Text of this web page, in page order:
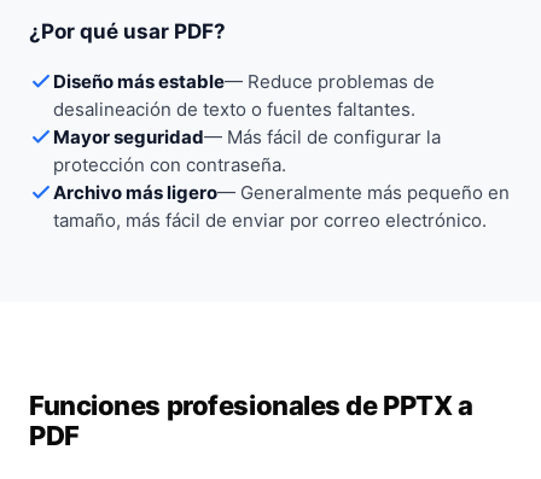
¿Por qué usar PDF?
Diseño más estable— Reduce problemas de
desalineación de texto o fuentes faltantes.
Mayor seguridad— Más fácil de configurar la
protección con contraseña.
Archivo más ligero— Generalmente más pequeño en
tamaño, más fácil de enviar por correo electrónico.
Funciones profesionales de PPTX a
PDF